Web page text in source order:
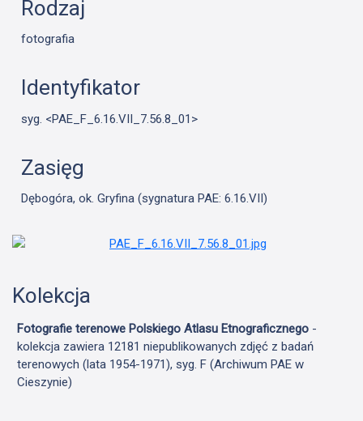
Rodzaj
fotografia
Identyfikator
syg. <PAE_F_6.16.VII_7.56.8_01>
Zasięg
Dębogóra, ok. Gryfina (sygnatura PAE: 6.16.VII)
Kolekcja
Fotografie terenowe Polskiego Atlasu Etnograficznego -
kolekcja zawiera 12181 niepublikowanych zdjęć z badań
terenowych (lata 1954-1971), syg. F (Archiwum PAE w
Cieszynie)